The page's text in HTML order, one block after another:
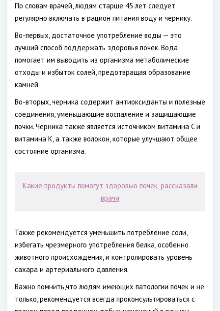
По словам врачей, людям старше 45 лет следует
регулярно включать в рацион питания воду и чернику.
Во-первых, достаточное употребление воды — это
лучший способ поддержать здоровья почек. Вода
помогает им выводить из организма метаболические
отходы и избыток солей, предотвращая образование
камней.
Во-вторых, черника содержит антиоксиданты и полезные
соединения, уменьшающие воспаление и защищающие
почки. Черника также является источником витамина C и
витамина K, а также волокон, которые улучшают общее
состояние организма.
Какие продукты помогут здоровью почек, рассказали
врачи
Также рекомендуется уменьшить потребление соли,
избегать чрезмерного употребления белка, особенно
животного происхождения, и контролировать уровень
сахара и артериального давления.
Важно помнить,что людям имеющих патологии почек и не
только, рекомендуется всегда проконсультироваться с